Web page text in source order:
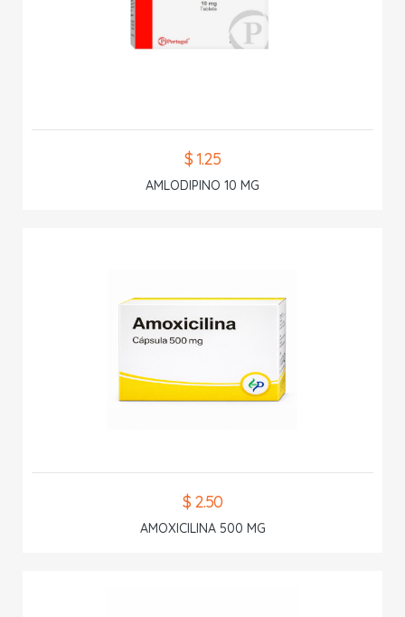
$ 1.25
AMLODIPINO 10 MG
$ 2.50
AMOXICILINA 500 MG